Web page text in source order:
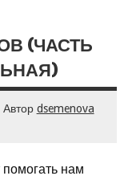
(ЧАСТЬ
Автор dsemenova
нам